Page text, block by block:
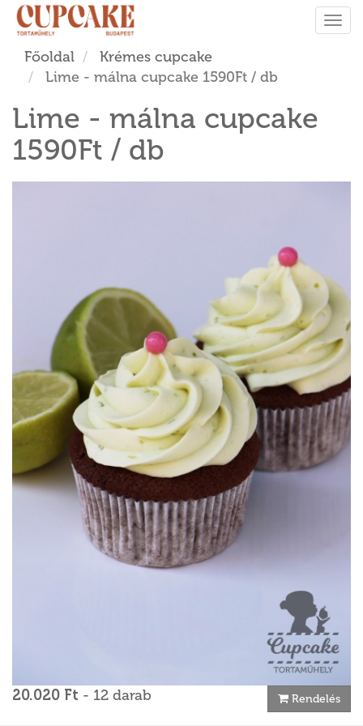
Főoldal
Krémes cupcake
Lime - málna cupcake 1590Ft / db
Lime - málna cupcake
1590Ft / db
20.020 Ft - 12 darab Rendelés